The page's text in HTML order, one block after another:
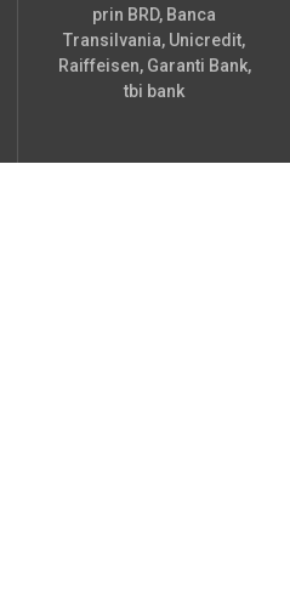
prin BRD, Banca
Transilvania, Unicredit,
Raiffeisen, Garanti Bank,
tbi bank